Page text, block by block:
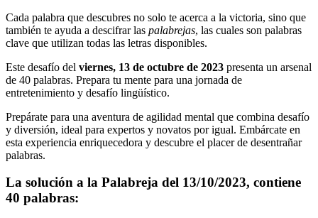
Cada palabra que descubres no solo te acerca a la victoria, sino que
también te ayuda a descifrar las palabrejas, las cuales son palabras
clave que utilizan todas las letras disponibles.
Este desafío del viernes, 13 de octubre de 2023 presenta un arsenal
de 40 palabras. Prepara tu mente para una jornada de
entretenimiento y desafío lingüístico.
Prepárate para una aventura de agilidad mental que combina desafío
y diversión, ideal para expertos y novatos por igual. Embárcate en
esta experiencia enriquecedora y descubre el placer de desentrañar
palabras.
La solución a la Palabreja del 13/10/2023, contiene
40 palabras: